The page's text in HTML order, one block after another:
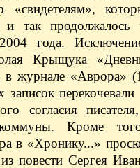
«свидетелям»,
и так
года.
Крыщука
в журнале
записок
согласия
Кроме
в «Хронику...»
из повести Сергея